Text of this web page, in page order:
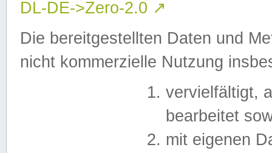
DL-DE->Zero-2.0 ↗
Die bereitgestellten Daten und
nicht kommerzielle Nutzung
vervielfältigt,
bearbeitet
mit eigenen